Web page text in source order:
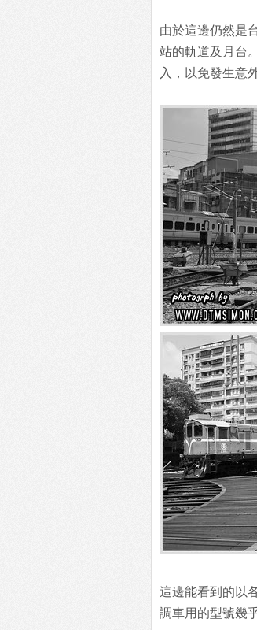
由於這邊仍然是
站的軌道及月台
入，以免發生意外
這邊能看到的以
調車用的型號幾